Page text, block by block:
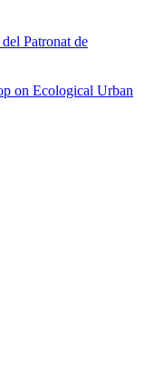
Patronat de
on Ecological Urban